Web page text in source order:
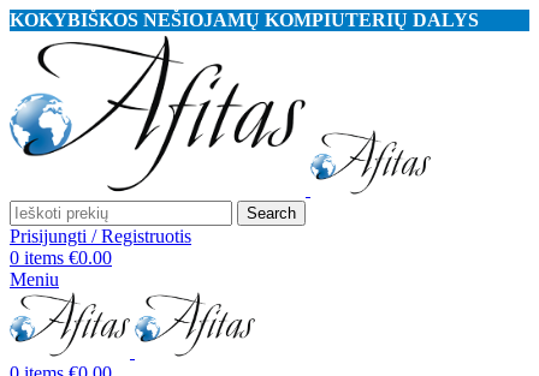
KOKYBIŠKOS NEŠIOJAMŲ KOMPIUTERIŲ DALYS
Search
Prisijungti / Registruotis
0 items €0.00
Meniu